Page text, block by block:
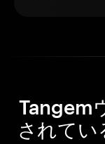
Tangem
されてい